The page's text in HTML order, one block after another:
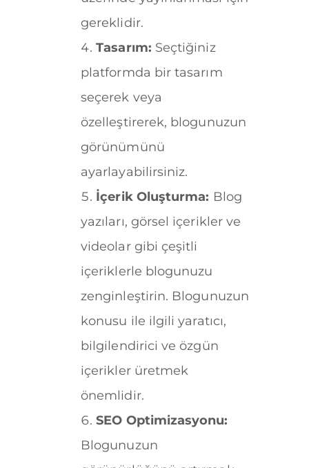
gereklidir.
Tasarım: Seçtiğiniz
platformda bir tasarım
seçerek veya
özelleştirerek, blogunuzun
görünümünü
ayarlayabilirsiniz.
İçerik Oluşturma: Blog
yazıları, görsel içerikler ve
videolar gibi çeşitli
içeriklerle blogunuzu
zenginleştirin. Blogunuzun
konusu ile ilgili yaratıcı,
bilgilendirici ve özgün
içerikler üretmek
önemlidir.
SEO Optimizasyonu:
Blogunuzun